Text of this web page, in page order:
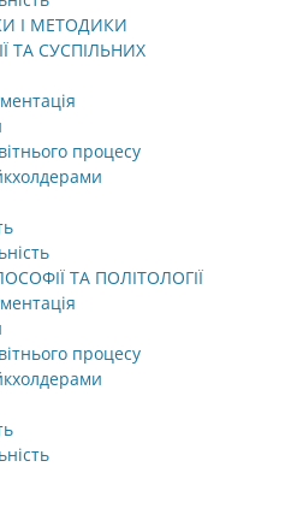
І МЕТОДИКИ
ТА СУСПІЛЬНИХ
процесу
ТА ПОЛІТОЛОГІЇ
процесу